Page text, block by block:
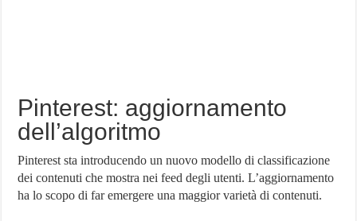
Pinterest: aggiornamento
dell’algoritmo
Pinterest sta introducendo un nuovo modello di classificazione
dei contenuti che mostra nei feed degli utenti. L’aggiornamento
ha lo scopo di far emergere una maggior varietà di contenuti.